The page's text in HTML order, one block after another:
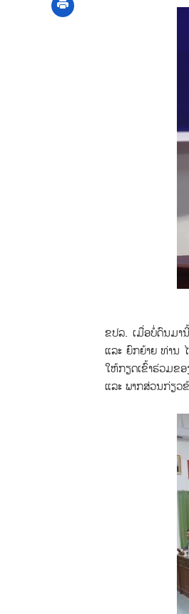
ຂປລ. ເມື່ອບໍ່ດົນມາ
ແລະ ຍົກຍ້າຍ ທ່ານ
ໃຫ້ກຽດເຂົ້າຮ່ວມຂ
ແລະ ພາກສ່ວນກ່ຽວ